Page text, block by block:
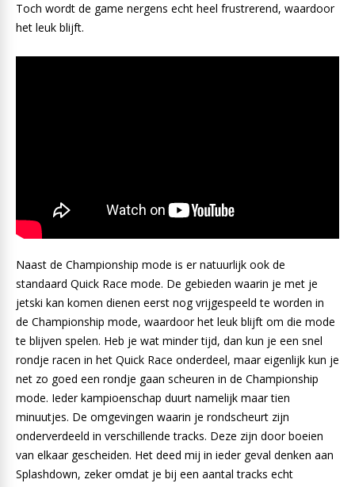
Toch wordt de game nergens echt heel frustrerend, waardoor
het leuk blijft.
Naast de Championship mode is er natuurlijk ook de
standaard Quick Race mode. De gebieden waarin je met je
jetski kan komen dienen eerst nog vrijgespeeld te worden in
de Championship mode, waardoor het leuk blijft om die mode
te blijven spelen. Heb je wat minder tijd, dan kun je een snel
rondje racen in het Quick Race onderdeel, maar eigenlijk kun je
net zo goed een rondje gaan scheuren in de Championship
mode. Ieder kampioenschap duurt namelijk maar tien
minuutjes. De omgevingen waarin je rondscheurt zijn
onderverdeeld in verschillende tracks. Deze zijn door boeien
van elkaar gescheiden. Het deed mij in ieder geval denken aan
Splashdown, zeker omdat je bij een aantal tracks echt